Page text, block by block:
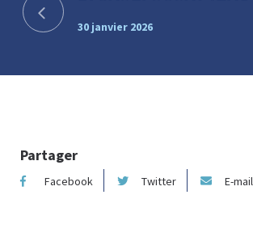
30 janvier 2026
Partager
Facebook Twitter E-mail